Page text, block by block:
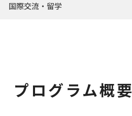
プログラム概要
国際交流・留学